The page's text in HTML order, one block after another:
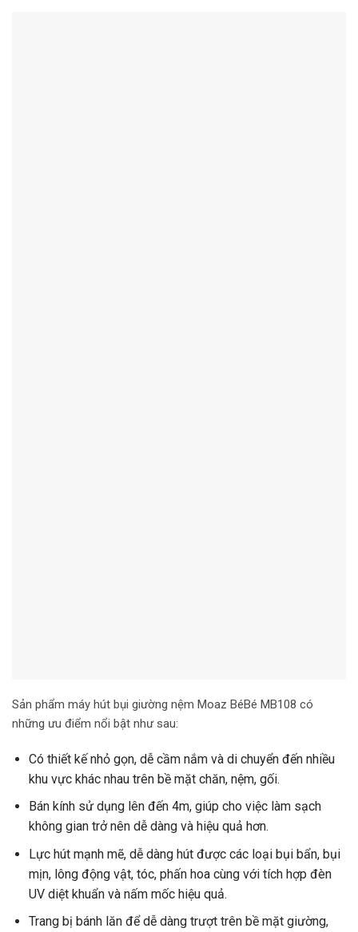
Sản phẩm máy hút bụi giường nệm Moaz BéBé MB108 có
những ưu điểm nổi bật như sau:
Có thiết kế nhỏ gọn, dễ cầm nắm và di chuyển đến nhiều
khu vực khác nhau trên bề mặt chăn, nệm, gối.
Bán kính sử dụng lên đến 4m, giúp cho việc làm sạch
không gian trở nên dễ dàng và hiệu quả hơn.
Lực hút mạnh mẽ, dễ dàng hút được các loại bụi bẩn, bụi
mịn, lông động vật, tóc, phấn hoa cùng với tích hợp đèn
UV diệt khuẩn và nấm mốc hiệu quả.
Trang bị bánh lăn để dễ dàng trượt trên bề mặt giường,